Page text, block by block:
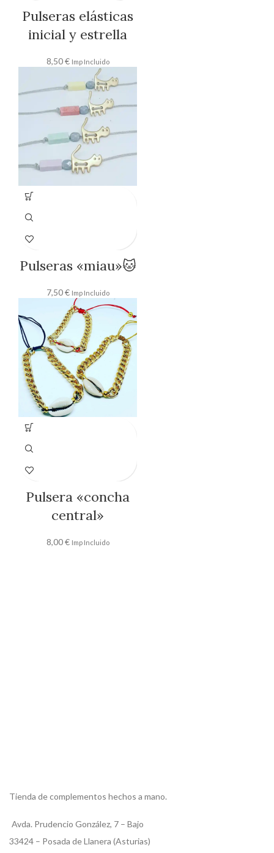
Pulseras elásticas
inicial y estrella
8,50€ Imp Incluido
Pulseras «miau»🐱
7,50€ Imp Incluido
Pulsera «concha
central»
8,00€ Imp Incluido
Tienda de complementos hechos a mano.
Avda. Prudencio González, 7 – Bajo
33424 – Posada de Llanera (Asturias)